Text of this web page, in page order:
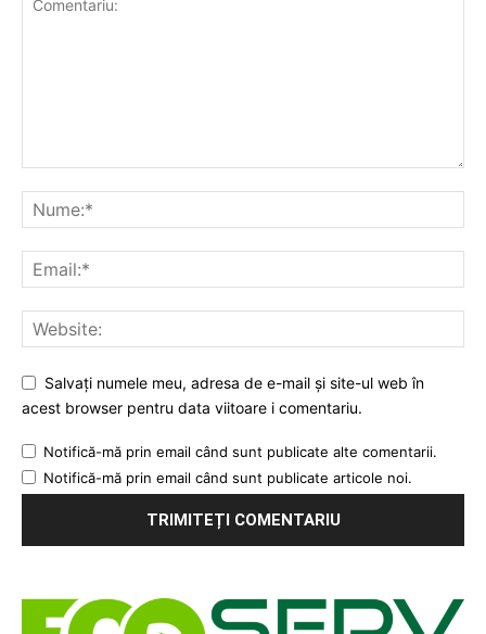
Salvați numele meu, adresa de e-mail și site-ul web în
acest browser pentru data viitoare i comentariu.
Notifică-mă prin email când sunt publicate alte comentarii.
Notifică-mă prin email când sunt publicate articole noi.